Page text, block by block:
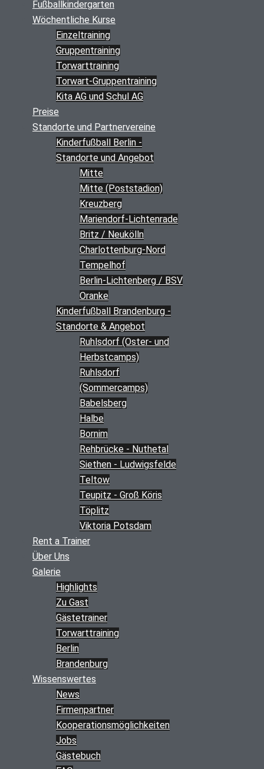
Fußballkindergarten
Wöchentliche Kurse
Einzeltraining
Gruppentraining
Torwarttraining
Torwart-Gruppentraining
Kita AG und Schul AG
Preise
Standorte und Partnervereine
Kinderfußball Berlin -
Standorte und Angebot
Mitte
Mitte (Poststadion)
Kreuzberg
Mariendorf-Lichtenrade
Britz / Neukölln
Charlottenburg-Nord
Tempelhof
Berlin-Lichtenberg / BSV
Oranke
Kinderfußball Brandenburg -
Standorte & Angebot
Ruhlsdorf (Oster- und
Herbstcamps)
Ruhlsdorf
(Sommercamps)
Babelsberg
Halbe
Bornim
Rehbrücke - Nuthetal
Siethen - Ludwigsfelde
Teltow
Teupitz - Groß Köris
Töplitz
Viktoria Potsdam
Rent a Trainer
Über Uns
Galerie
Highlights
Zu Gast
Gästetrainer
Torwarttraining
Berlin
Brandenburg
Wissenswertes
News
Firmenpartner
Kooperations­möglichkeiten
Jobs
Gästebuch